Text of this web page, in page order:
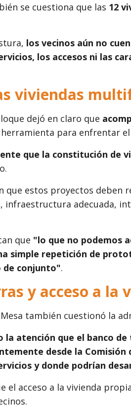
se cuestiona que las 12
los vecinos aún no
los accesos ni las
viviendas
dejó en claro que
para enfrentar
que la constitución de
que estos proyectos deben
infraestructura adecuada,
que "lo que no podemos
simple repetición de
de conjunto".
y acceso a la
también cuestionó la
la atención que el banco
desde la
y donde podrían
el acceso a la vivienda